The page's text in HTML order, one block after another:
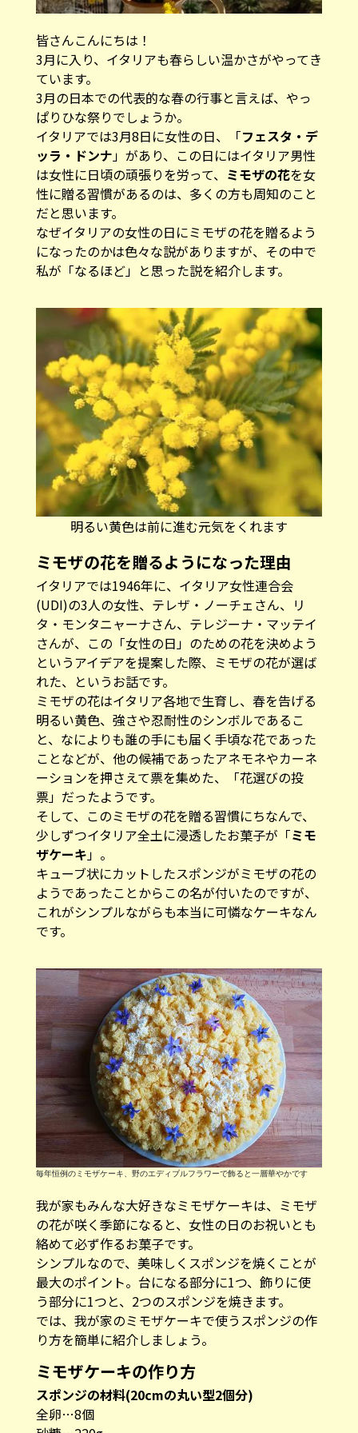
皆さんこんにちは！
3月に入り、イタリアも春らしい温かさがやってき
ています。
3月の日本での代表的な春の行事と言えば、やっ
ぱりひな祭りでしょうか。
イタリアでは3月8日に女性の日、「 フェスタ・デ
ッラ・ドンナ」があり、この日にはイタリア男性
は女性に日頃の頑張りを労って、ミモザの花を女
性に贈る習慣があるのは、多くの方も周知のこと
だと思います。
なぜイタリアの女性の日にミモザの花を贈るよう
になったのかは色々な説がありますが、その中で
私が「なるほど」と思った説を紹介します。
明るい黄色は前に進む元気をくれます
ミモザの花を贈るようになった理由
イタリアでは1946年に、イタリア女性連合会
(UDI)の3人の女性、テレザ・ノーチェさん、リ
タ・モンタニャーナさん、テレジーナ・マッテイ
さんが、この「女性の日」のための花を決めよう
というアイデアを提案した際、ミモザの花が選ば
れた、というお話です。
ミモザの花はイタリア各地で生育し、春を告げる
明るい黄色、強さや忍耐性のシンボルであるこ
と、なによりも誰の手にも届く手頃な花であった
ことなどが、他の候補であったアネモネやカーネ
ーションを押さえて票を集めた、「花選びの投
票」だったようです。
そして、このミモザの花を贈る習慣にちなんで、
少しずつイタリア全土に浸透したお菓子が「 ミモ
ザケーキ 」。
キューブ状にカットしたスポンジがミモザの花の
ようであったことからこの名が付いたのですが、
これがシンプルながらも本当に可憐なケーキなん
です。
毎年恒例のミモザケーキ、野のエディブルフラワーで飾ると一層華やかです
我が家もみんな大好きなミモザケーキは、ミモザ
の花が咲く季節になると、女性の日のお祝いとも
絡めて必ず作るお菓子です。
シンプルなので、美味しくスポンジを焼くことが
最大のポイント。台になる部分に1つ、飾りに使
う部分に1つと、2つのスポンジを焼きます。
では、我が家のミモザケーキで使うスポンジの作
り方を簡単に紹介しましょう。
ミモザケーキの作り方
スポンジの材料(20cmの丸い型2個分)
全卵…8個
砂糖…220g
薄力粉…140g